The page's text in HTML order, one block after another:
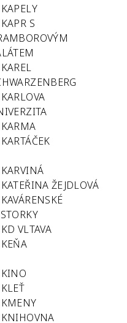
KAPELY
KAPR S
KAREL
KARLOVA
KARMA
KARTÁČEK
KARVINÁ
KATEŘINA ŽEJDLOVÁ
KAVÁRENSKÉ
KD VLTAVA
KEŇA
KINO
KLEŤ
KMENY
KNIHOVNA